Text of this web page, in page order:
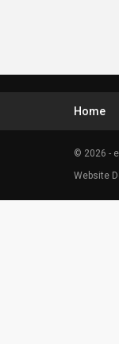
Home
© 2026 -
Website